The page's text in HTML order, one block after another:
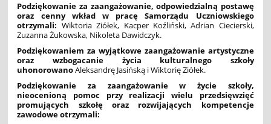
Podziękowanie za zaangażowanie, odpowiedzialną postawę
oraz cenny wkład w pracę Samorządu Uczniowskiego
otrzymali: Wiktoria Ziółek, Kacper Koźliński, Adrian Ciecierski,
Zuzanna Żukowska, Nikoleta Dawidczyk.
Podziękowaniem za wyjątkowe zaangażowanie artystyczne
oraz wzbogacanie życia kulturalnego szkoły
uhonorowanoAleksandrę Jasińską i Wiktorię Ziółek.
Podziękowanie za zaangażowanie w życie szkoły,
nieocenioną pomoc przy realizacji wielu przedsięwzięć
promujących szkołę oraz rozwijających kompetencje
zawodowe otrzymali: